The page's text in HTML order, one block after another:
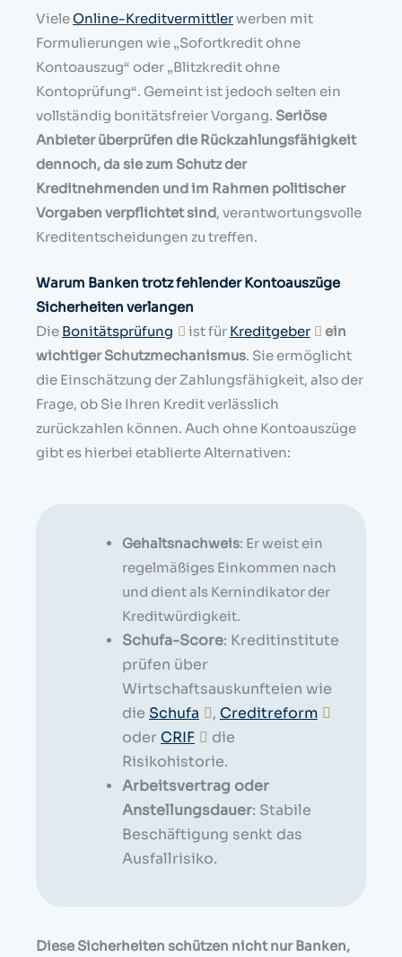
VieleOnline-Kreditvermittlerwerben mit
Formulierungen wie „Sofortkredit ohne
Kontoauszug“ oder „Blitzkredit ohne
Kontoprüfung“. Gemeint ist jedoch selten ein
vollständig bonitätsfreier Vorgang. Seriöse
Anbieter überprüfen die Rückzahlungsfähigkeit
dennoch, da sie zum Schutz der
Kreditnehmenden und im Rahmen politischer
Vorgaben verpflichtet sind, verantwortungsvolle
Kreditentscheidungen zu treffen.
Warum Banken trotz fehlender Kontoauszüge
Sicherheiten verlangen
Die Bonitätsprüfung ist für Kreditgeber
ein
wichtiger Schutzmechanismus. Sie ermöglicht
die Einschätzung der Zahlungsfähigkeit, also der
Frage, ob Sie Ihren Kredit verlässlich
zurückzahlen können. Auch ohne Kontoauszüge
gibt es hierbei etablierte Alternativen:
Gehaltsnachweis: Er weist ein
regelmäßiges Einkommen nach
und dient als Kernindikator der
Kreditwürdigkeit.
Schufa-Score: Kreditinstitute
prüfen über
Wirtschaftsauskunfteien wie
die Schufa , Creditreform
oder CRIF
die
Risikohistorie.
Arbeitsvertrag oder
Anstellungsdauer: Stabile
Beschäftigung senkt das
Ausfallrisiko.
Diese Sicherheiten schützen nicht nur Banken,